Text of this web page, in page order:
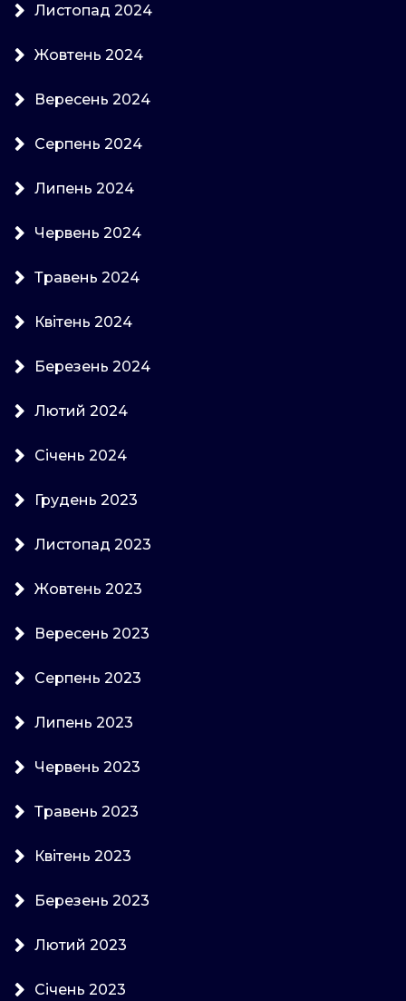
Листопад 2024
Жовтень 2024
Вересень 2024
Серпень 2024
Липень 2024
Червень 2024
Травень 2024
Квітень 2024
Березень 2024
Лютий 2024
Січень 2024
Грудень 2023
Листопад 2023
Жовтень 2023
Вересень 2023
Серпень 2023
Липень 2023
Червень 2023
Травень 2023
Квітень 2023
Березень 2023
Лютий 2023
Січень 2023